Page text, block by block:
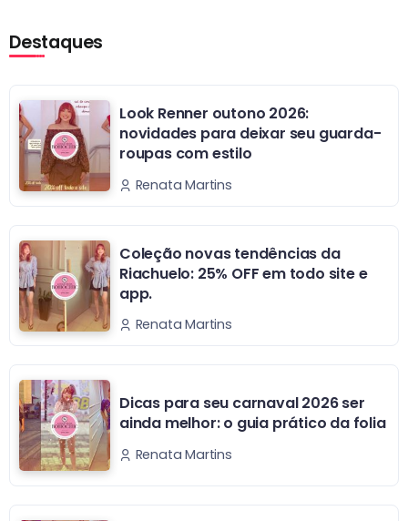
Destaques
Look Renner outono 2026:
novidades para deixar seu guarda-
roupas com estilo
Renata Martins
Coleção novas tendências da
Riachuelo: 25% OFF em todo site e
app.
Renata Martins
Dicas para seu carnaval 2026 ser
ainda melhor: o guia prático da folia
Renata Martins